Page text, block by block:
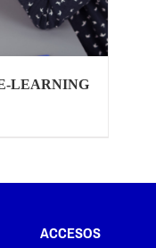
LEARNING
ACCESOS